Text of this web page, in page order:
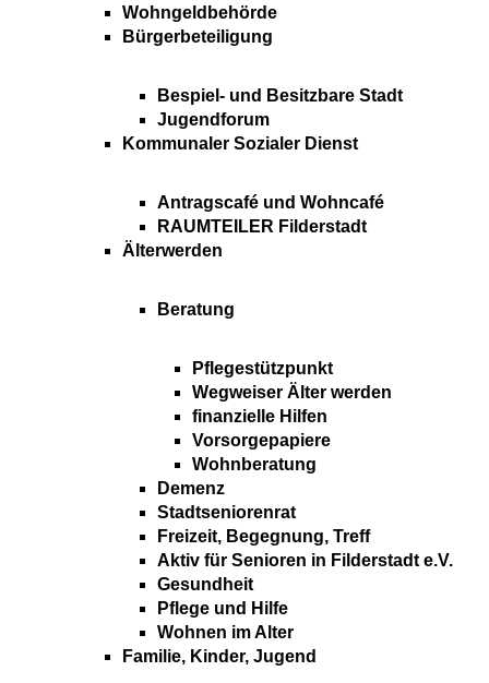
Wohngeldbehörde
Bürgerbeteiligung
Bespiel- und Besitzbare Stadt
Jugendforum
Kommunaler Sozialer Dienst
Antragscafé und Wohncafé
RAUMTEILER Filderstadt
Älterwerden
Beratung
Pflegestützpunkt
Wegweiser Älter werden
finanzielle Hilfen
Vorsorgepapiere
Wohnberatung
Demenz
Stadtseniorenrat
Freizeit, Begegnung, Treff
Aktiv für Senioren in Filderstadt e.V.
Gesundheit
Pflege und Hilfe
Wohnen im Alter
Familie, Kinder, Jugend